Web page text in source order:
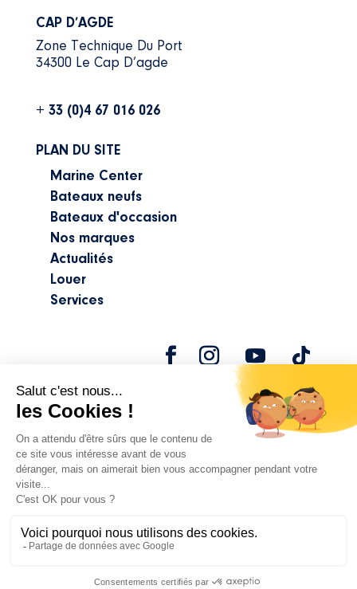
CAP D’AGDE
Zone Technique Du Port
34300 Le Cap D’agde
+ 33 (0)4 67 016 026
PLAN DU SITE
Marine Center
Bateaux neufs
Bateaux d'occasion
Nos marques
Actualités
Louer
Services
©2024 Marine Center |Mentions légales
|Politique de confidentialité